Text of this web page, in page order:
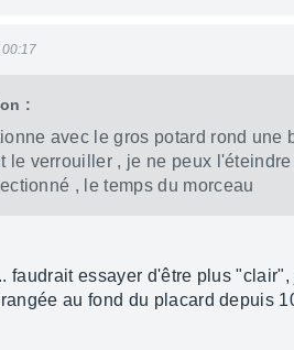
00:17
:
avec le gros potard rond
le verrouiller , je ne peux
, le temps du morceau
faudrait essayer d'être plus
au fond du placard depuis